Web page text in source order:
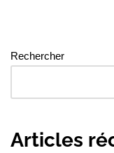
Rechercher
Articles